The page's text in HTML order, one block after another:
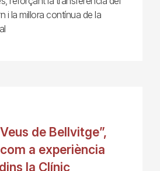
i la millora contínua de la
de Bellvitge”,
a experiència
la Clínic